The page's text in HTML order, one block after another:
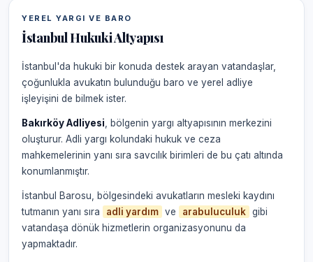
YEREL YARGI VE BARO
İstanbul Hukuki Altyapısı
İstanbul'da hukuki bir konuda destek arayan vatandaşlar,
çoğunlukla avukatın bulunduğu baro ve yerel adliye
işleyişini de bilmek ister.
Bakırköy Adliyesi , bölgenin yargı altyapısının merkezini
oluşturur. Adli yargı kolundaki hukuk ve ceza
mahkemelerinin yanı sıra savcılık birimleri de bu çatı altında
konumlanmıştır.
İstanbul Barosu, bölgesindeki avukatların mesleki kaydını
tutmanın yanı sıra
adli yardım ve arabuluculuk gibi
vatandaşa dönük hizmetlerin organizasyonunu da
yapmaktadır.